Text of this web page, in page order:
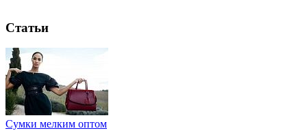
Статьи
Сумки мелким оптом